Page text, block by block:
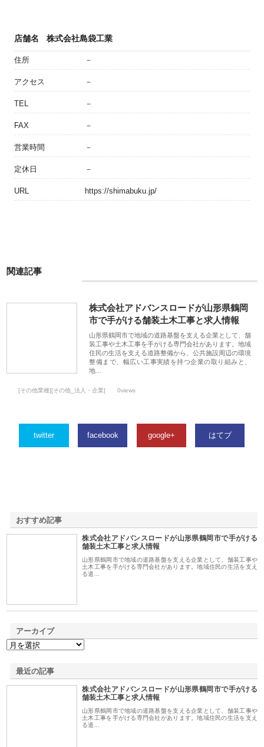
店舗名 株式会社島袋工業
住所 －
アクセス －
TEL －
FAX －
営業時間 －
定休日 －
URL https://shimabuku.jp/
関連記事
株式会社アドバンスロードが山形県鶴岡
市で手がける舗装土木工事と求人情報
山形県鶴岡市で地域の道路基盤を支える企業として、舗
装工事や土木工事を手がける専門会社があります。地域
住民の生活を支える道路整備から、公共施設周辺の環境
整備まで、幅広い工事実績を持つ企業の取り組みと、
地…
[その他業種][その他_法人・企業] 0views
twitter facebook google+ はてブ
おすすめ記事
株式会社アドバンスロードが山形県鶴岡市で手がける
舗装土木工事と求人情報
山形県鶴岡市で地域の道路基盤を支える企業として、舗装工事や
土木工事を手がける専門会社があります。地域住民の生活を支え
る道…
アーカイブ
最近の記事
株式会社アドバンスロードが山形県鶴岡市で手がける
舗装土木工事と求人情報
山形県鶴岡市で地域の道路基盤を支える企業として、舗装工事や
土木工事を手がける専門会社があります。地域住民の生活を支え
る道…